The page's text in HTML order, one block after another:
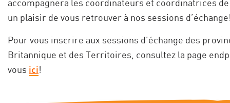
accompagnera les coordinateurs et coordinatrices
un plaisir de vous retrouver à nos sessions
Pour vous inscrire aux sessions d’échange des
Britannique et des Territoires, consultez la page
vous ici!